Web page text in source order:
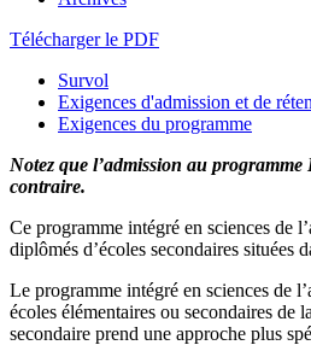
Télécharger le PDF
Survol
Exigences d'admission et de
Exigences du programme
Notez que l’admission au
contraire.
Ce programme intégré en sciences de
diplômés d’écoles secondaires situées
Le programme intégré en sciences de
écoles élémentaires ou secondaires de
secondaire prend une approche plus